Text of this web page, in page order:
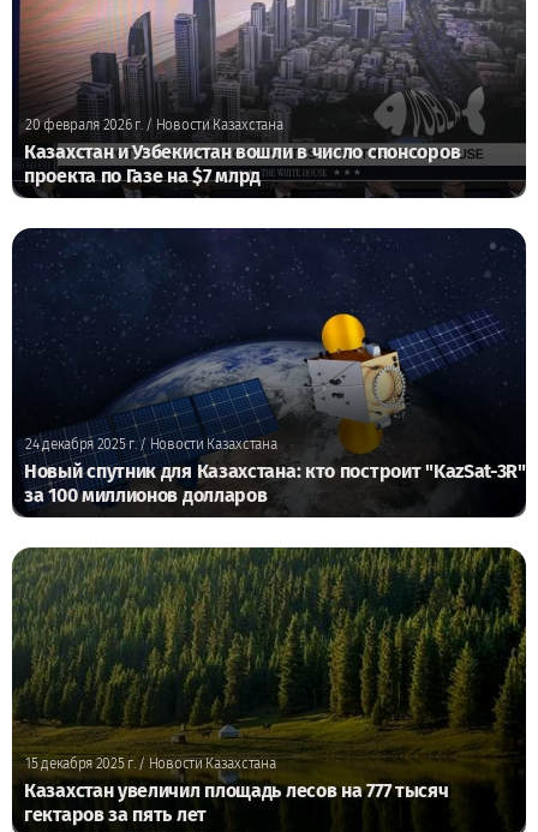
20 февраля 2026 г./ Новости Казахстана
Казахстан и Узбекистан вошли в число спонсоров
проекта по Газе на $7 млрд
24 декабря 2025 г./ Новости Казахстана
Новый спутник для Казахстана: кто построит "KazSat-3R"
за 100 миллионов долларов
15 декабря 2025 г./ Новости Казахстана
Казахстан увеличил площадь лесов на 777 тысяч
гектаров за пять лет